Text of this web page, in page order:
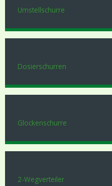
Umstellschurre
Dosierschurren
Glockenschurre
2-Wegverteiler